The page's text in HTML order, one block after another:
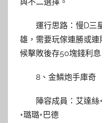
運行思路：慢D三
雄，需要玩傢連勝或
候擊敗後存50塊錢利
8、金鱗炮手庫奇
陣容成員：艾達絲
+璐璐+巴德